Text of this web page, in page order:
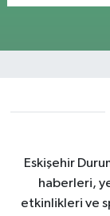
Eskişehir
haberleri,
etkinlikleri ve